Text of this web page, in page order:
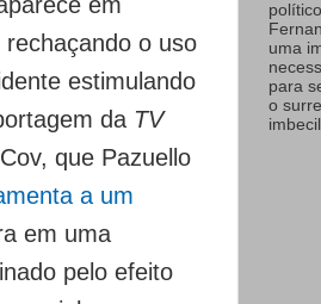
o uso
estimulando
da TV
que Pazuello
a um
em uma
pelo efeito
uma
para
o